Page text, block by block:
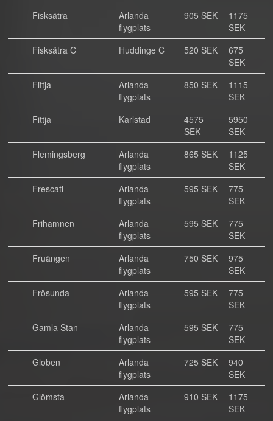
Fisksätra
Arlanda
flygplats
905 SEK
1175
SEK
Fisksätra C
Huddinge C 520 SEK
675
SEK
Fittja
Arlanda
flygplats
850 SEK
1115
SEK
Fittja
Karlstad
4575
SEK
5950
SEK
Flemingsberg
Arlanda
flygplats
865 SEK
1125
SEK
Frescati
Arlanda
flygplats
595 SEK
775
SEK
Frihamnen
Arlanda
flygplats
595 SEK
775
SEK
Fruängen
Arlanda
flygplats
750 SEK
975
SEK
Frösunda
Arlanda
flygplats
595 SEK
775
SEK
Gamla Stan
Arlanda
flygplats
595 SEK
775
SEK
Globen
Arlanda
flygplats
725 SEK
940
SEK
Glömsta
Arlanda
flygplats
910 SEK
1175
SEK